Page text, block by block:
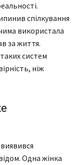
спілкування
використала
за життя.
систем
ніж
Одна жінка